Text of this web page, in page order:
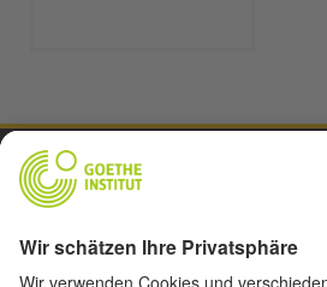
START
VIDEOS UND ÜBUNGSMATERIALIEN